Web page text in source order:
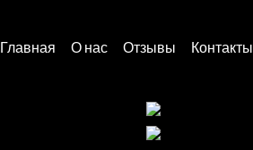
Главная О нас Отзывы Контакты